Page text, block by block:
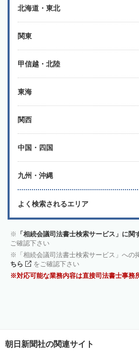
北海道・東北
関東
甲信越・北陸
東海
関西
中国・四国
九州・沖縄
よく検索されるエリア
「相続会議司法書士検索サービス」に関
ご確認下さい
「相続会議司法書士検索サービス」への
ちら
をご確認下さい
対応可能な業務内容は直接司法書士事務
朝日新聞社の関連サイト